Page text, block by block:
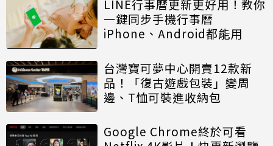
LINE行事曆更新更好用！教你
一鍵同步手機行事曆
iPhone、Android都能用
台灣寶可夢中心開賣12款新
品！「復古遊戲包裝」變周
邊、T恤可裝進收納包
Google Chrome終於可看